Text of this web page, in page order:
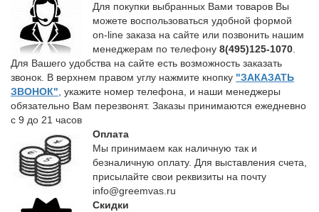
Для покупки выбранных Вами товаров Вы
можете воспользоваться удобной формой
on-line заказа на сайте или позвонить нашим
менеджерам по телефону 8(495)125-1070.
Для Вашего удобства на сайте есть возможность заказать
звонок. В верхнем правом углу нажмите кнопку "ЗАКАЗАТЬ
ЗВОНОК", укажите номер телефона, и наши менеджеры
обязательно Вам перезвонят. Заказы принимаются ежедневно
с 9 до 21 часов
Оплата
Мы принимаем как наличную так и
безналичную оплату. Для выставления счета,
присылайте свои реквизиты на почту
info@greemvas.ru
Скидки